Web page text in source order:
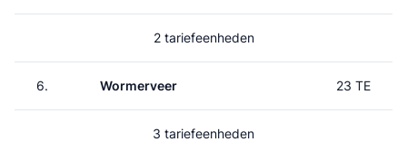
2 tariefeenheden
6. Wormerveer 23 TE
3 tariefeenheden